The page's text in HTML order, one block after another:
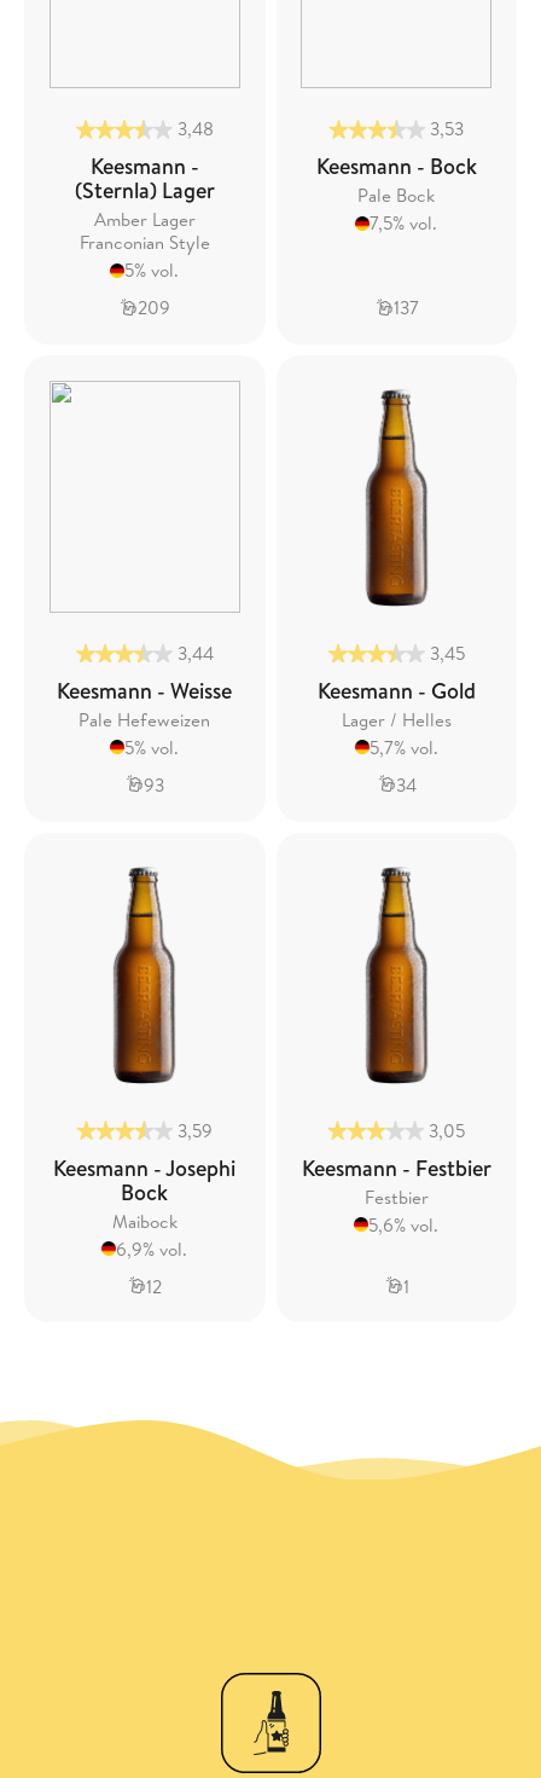
3,48
Keesmann -
(Sternla) Lager
Amber Lager
Franconian Style
5% vol.
209
3,53
Keesmann - Bock
Pale Bock
7,5% vol.
137
3,44
Keesmann - Weisse
Pale Hefeweizen
5% vol.
93
3,45
Keesmann - Gold
Lager / Helles
5,7% vol.
34
3,59
Keesmann - Josephi
Bock
Maibock
6,9% vol.
12
3,05
Keesmann - Festbier
Festbier
5,6% vol.
1